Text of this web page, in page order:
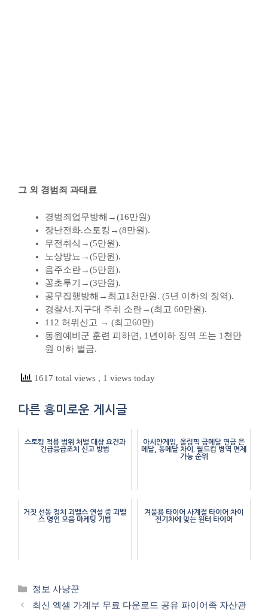
그 외 경범죄 과태료
경범죄업무방해→(16만원)
장난전화.스토킹→(8만원).
무전취식→(5만원).
노상방뇨→(5만원).
음주소란→(5만원).
꽁초투기→(3만원).
공무집행방해→최고1천만원. (5년 이하의 징역).
경찰서.지구대 주취 소란→(최고 60만원).
112 허위신고 → (최고60만)
동원예비군 훈련 피하면, 1년이하 징역 또는 1천만
원 이하 벌금.
1617 total views , 1 views today
다른 흥미로운 게시글
스토킹 적용 범위 처벌 대상 요건과
긴급응급조치 신고 방법
아시안게임, 올림픽 금메달 연금 은
메달, 동메달 차이. 월드컵 병역 면제
가능 순위
거짓 선동 정치 괴벨스 연설 중 괴벨
스 명언 모음 마케팅 기법
겨울용 타이어 사계절 타이어 차이
전기차에 맞는 윈터 타이어
카
테
정보 사냥꾼
최신 엑셀 가계부 무료 다운로드 공유 파이어족 자산관